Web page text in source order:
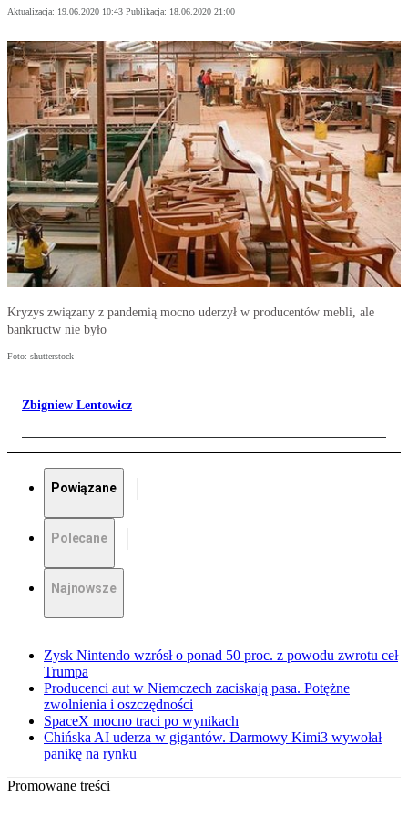
Aktualizacja: 19.06.2020 10:43 Publikacja: 18.06.2020 21:00
Kryzys związany z pandemią mocno uderzył w producentów mebli, ale
bankructw nie było
Foto: shutterstock
Zbigniew Lentowicz
Powiązane
Polecane
Najnowsze
Zysk Nintendo wzrósł o ponad 50 proc. z powodu zwrotu ceł
Trumpa
Producenci aut w Niemczech zaciskają pasa. Potężne
zwolnienia i oszczędności
SpaceX mocno traci po wynikach
Chińska AI uderza w gigantów. Darmowy Kimi3 wywołał
panikę na rynku
Promowane treści